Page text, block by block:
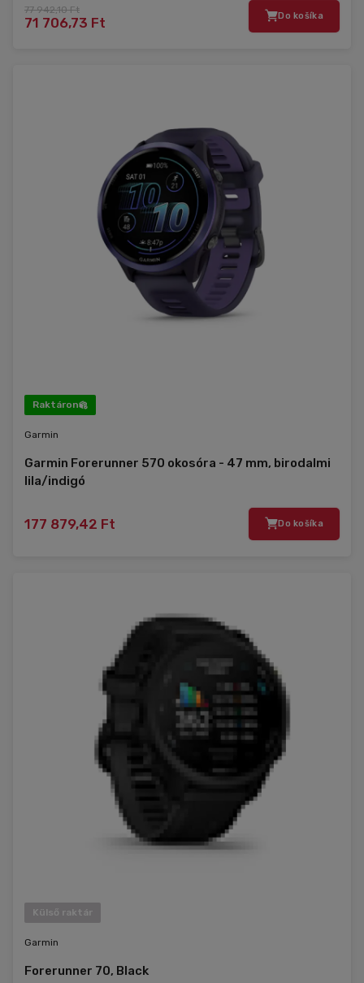
77 942,10 Ft
71 706,73 Ft Do košíka
Raktáron
Garmin
Garmin Forerunner 570 okosóra - 47 mm, birodalmi
lila/indigó
177 879,42 Ft Do košíka
Külső raktár
Garmin
Forerunner 70, Black